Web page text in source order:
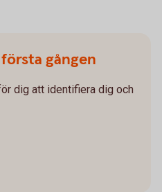
gången
dig att identifiera dig och